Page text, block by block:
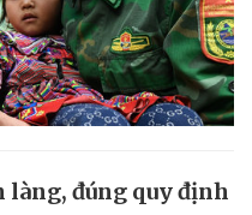
làng, đúng quy định